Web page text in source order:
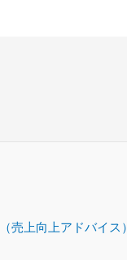
売上向上アドバイス）